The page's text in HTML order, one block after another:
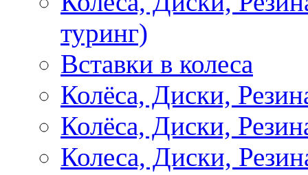
туринг)
Вставки в колеса
Колёса, Диски,
Колёса, Диски,
Колеса, Диски,